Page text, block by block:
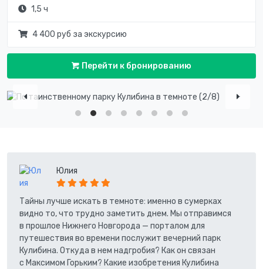
1,5 ч
4 400 руб за экскурсию
Перейти к бронированию
Юлия
Тайны лучше искать в темноте: именно в сумерках
видно то, что трудно заметить днем. Мы отправимся
в прошлое Нижнего Новгорода — порталом для
путешествия во времени послужит вечерний парк
Кулибина. Откуда в нем надгробия? Как он связан
с Максимом Горьким? Какие изобретения Кулибина